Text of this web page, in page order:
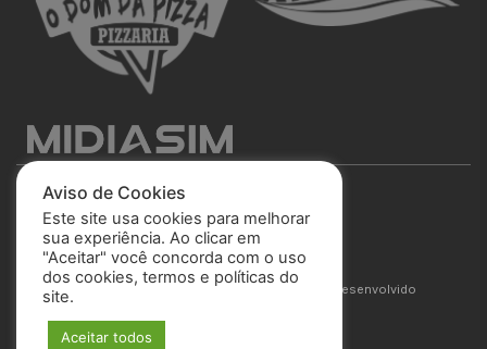
São José Esporte Clube
© 2025 Todos os direitos reservados. Site desenvolvido
Aviso de Cookies
Este site usa cookies para melhorar
sua experiência. Ao clicar em
"Aceitar" você concorda com o uso
dos cookies, termos e políticas do
site.
Aceitar todos